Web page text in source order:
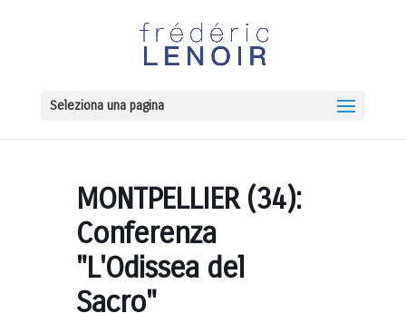
Seleziona una pagina
MONTPELLIER (34):
Conferenza
"L'Odissea del
Sacro"